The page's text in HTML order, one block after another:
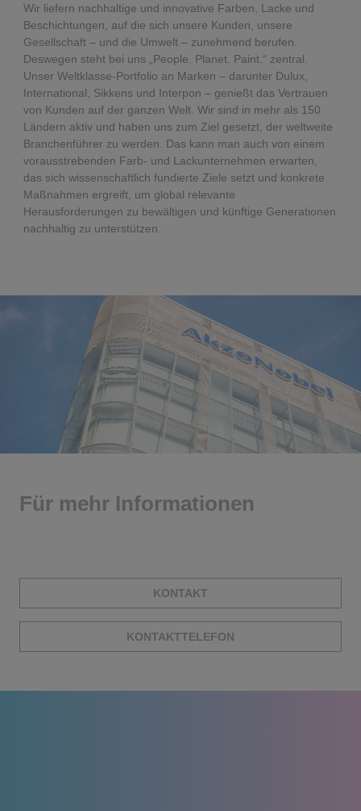
Wir liefern nachhaltige und innovative Farben, Lacke und
Beschichtungen, auf die sich unsere Kunden, unsere
Gesellschaft – und die Umwelt – zunehmend berufen.
Deswegen steht bei uns „People. Planet. Paint.“ zentral.
Unser Weltklasse-Portfolio an Marken – darunter Dulux,
International, Sikkens und Interpon – genießt das Vertrauen
von Kunden auf der ganzen Welt. Wir sind in mehr als 150
Ländern aktiv und haben uns zum Ziel gesetzt, der weltweite
Branchenführer zu werden. Das kann man auch von einem
vorausstrebenden Farb- und Lackunternehmen erwarten,
das sich wissenschaftlich fundierte Ziele setzt und konkrete
Maßnahmen ergreift, um global relevante
Herausforderungen zu bewältigen und künftige Generationen
nachhaltig zu unterstützen.
Für mehr Informationen
KONTAKT
KONTAKTTELEFON